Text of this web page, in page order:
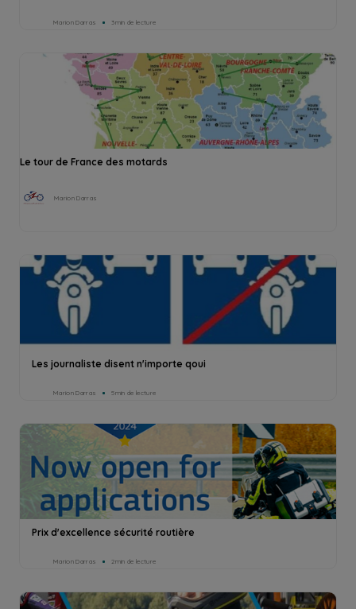
Marion Darras 3min de lecture
Le tour de France des motards
Marion Darras
Les journaliste disent n'importe qoui
Marion Darras 5min de lecture
Prix d'excellence sécurité routière
Marion Darras 2min de lecture